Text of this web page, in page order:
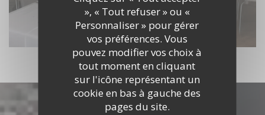
», « Tout refuser » ou «
Personnaliser » pour gérer
vos préférences. Vous
pouvez modifier vos choix à
tout moment en cliquant
sur l'icône représentant un
cookie en bas à gauche des
pages du site.
Découvrir notre carte